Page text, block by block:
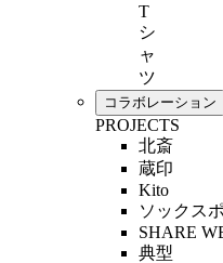
T
シ
ャ
ツ
コラボレーション
PROJECTS
北斎
蔵印
Kito
ソックス
SHARE
典型